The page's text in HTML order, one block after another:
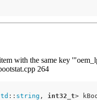
with the same key
264
:: string , int32_t>